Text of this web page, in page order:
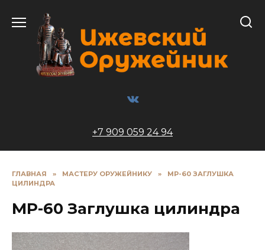
содержанию
+7 909 059 24 94
ГЛАВНАЯ » МАСТЕРУ ОРУЖЕЙНИКУ »
МР-60 ЗАГЛУШКА
ЦИЛИНДРА
МР-60 Заглушка цилиндра